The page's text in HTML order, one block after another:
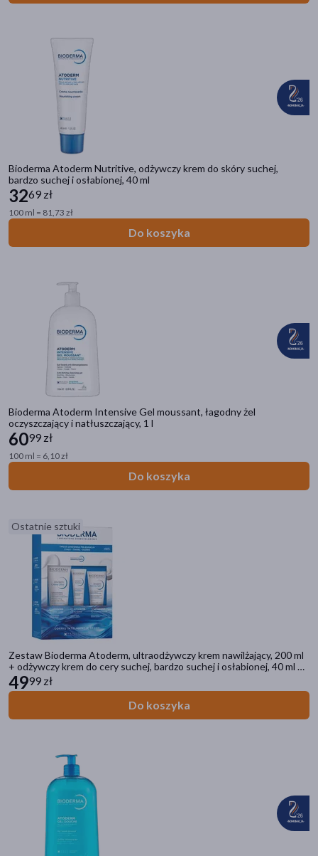
Bioderma Atoderm Nutritive, odżywczy krem do skóry suchej,
bardzo suchej i osłabionej, 40 ml
3269 zł
100 ml = 81,73 zł
Do koszyka
Bioderma Atoderm Intensive Gel moussant, łagodny żel
oczyszczający i natłuszczający, 1 l
6099 zł
100 ml = 6,10 zł
Do koszyka
Ostatnie sztuki
Zestaw Bioderma Atoderm, ultraodżywczy krem nawilżający, 200 ml
+ odżywczy krem do cery suchej, bardzo suchej i osłabionej, 40 ml +
krem do rąk i paznokci, ultraodżywczy, 50 ml
4999 zł
Do koszyka